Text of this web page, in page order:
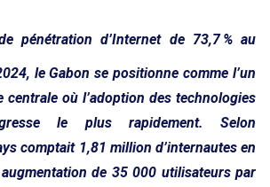
pénétration d’Internet de 73,7 % au
le Gabon se positionne comme l’un
centrale où l’adoption des technologies
le plus rapidement. Selon
comptait 1,81 million d’internautes en
de 35 000 utilisateurs par